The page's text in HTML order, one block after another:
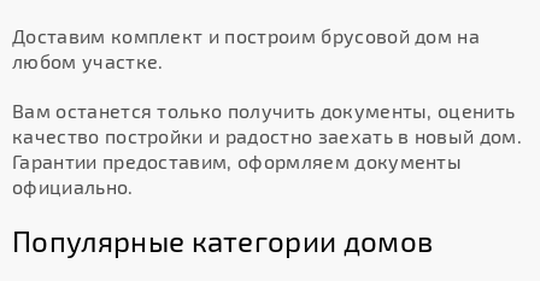
Доставим комплект и построим брусовой дом на
любом участке.
Вам останется только получить документы, оценить
качество постройки и радостно заехать в новый дом.
Гарантии предоставим, оформляем документы
официально.
Популярные категории домов